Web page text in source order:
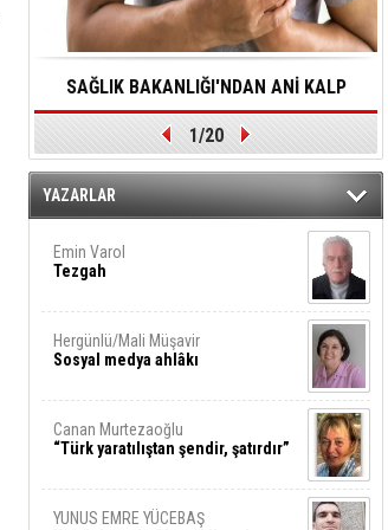
SAĞLIK BAKANLIĞI'NDAN ANİ KALP
DURMALARINA HIZLI MÜDAHALE
EDİLMESİNE YÖNELİK ÖNLENMESİ İÇİN
1/20
YAZARLAR
Emin Varol
Tezgah
Hergünlü/Mali Müşavir
Sosyal medya ahlâkı
Canan Murtezaoğlu
“Türk yaratılıştan şendir, şatırdır”
YUNUS EMRE YÜCEBAŞ